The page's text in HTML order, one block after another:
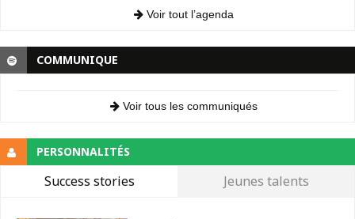
Voir tout l’agenda
COMMUNIQUE
Voir tous les communiqués
PERSONNALITÉS
Success stories Jeunes talents